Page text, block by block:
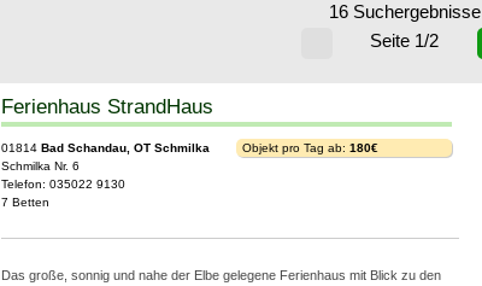
16 Suchergebnisse
Seite 1/2
Ferienhaus StrandHaus
01814 Bad Schandau, OT Schmilka
Schmilka Nr. 6
Telefon: 035022 9130
7 Betten
Objekt pro Tag ab: 180€
Das große, sonnig und nahe der Elbe gelegene Ferienhaus mit Blick zu den